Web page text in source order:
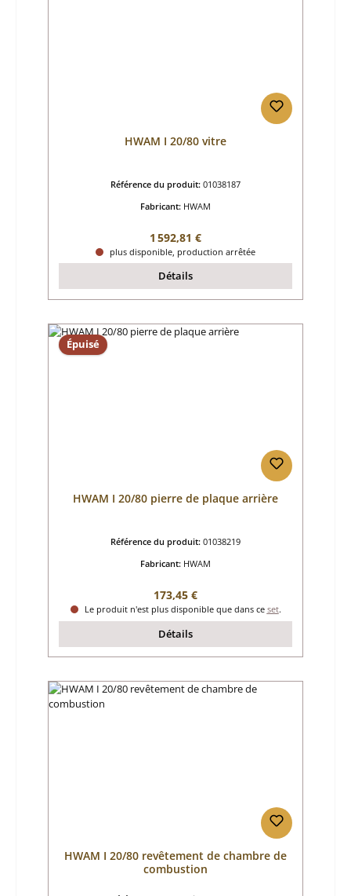
HWAM I 20/80 vitre
Référence du produit: 01038187
Fabricant: HWAM
Prix régulier :
1 592,81 €
plus disponible, production arrêtée
Détails
Épuisé
HWAM I 20/80 pierre de plaque arrière
Référence du produit: 01038219
Fabricant: HWAM
Prix régulier :
173,45 €
Le produit n'est plus disponible que dans ce set.
Détails
HWAM I 20/80 revêtement de chambre de
combustion